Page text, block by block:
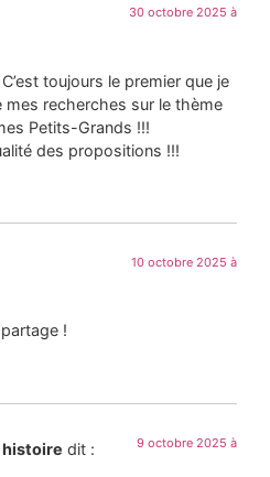
30 octobre 2025 à
toujours le premier que je
recherches sur le thème
Petits-Grands !!!
des propositions !!!
10 octobre 2025 à
!
histoire dit : 9 octobre 2025 à